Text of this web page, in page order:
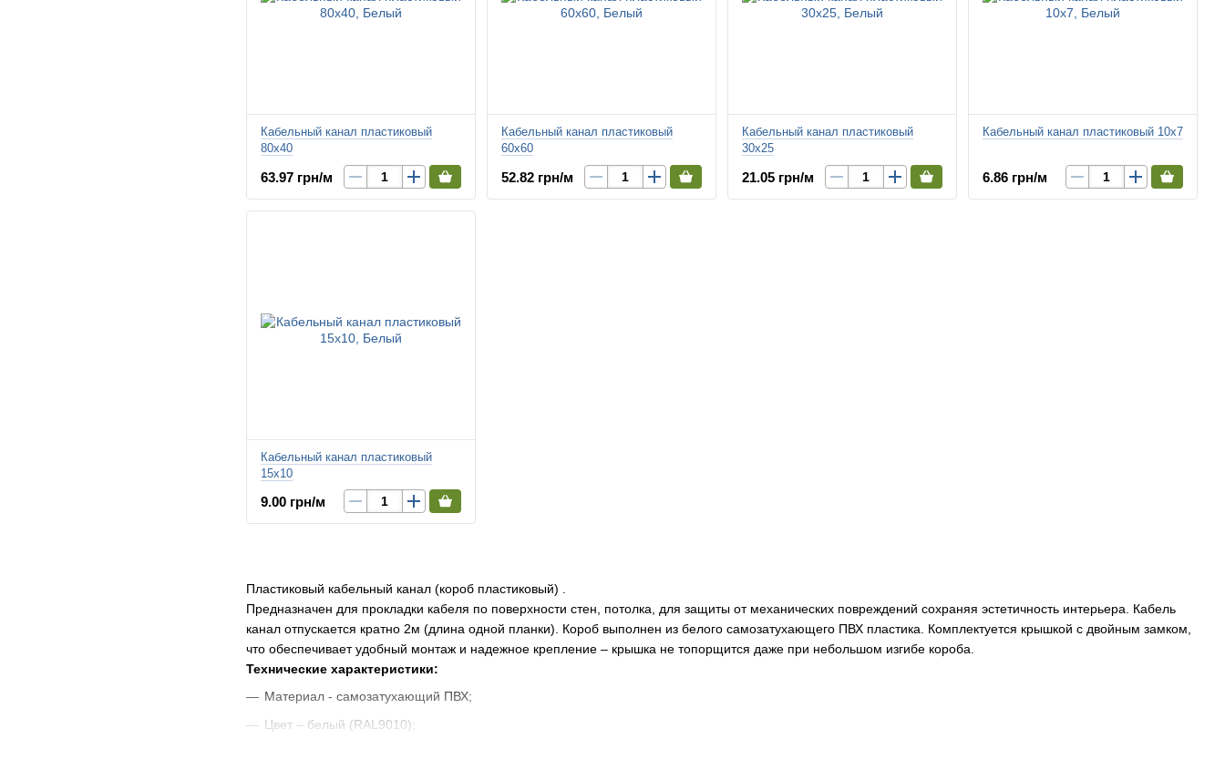
Пластиковый кабельный канал (короб пластиковый) .
Предназначен для прокладки кабеля по поверхности стен, потолка, для защиты от механических повреждений сохраняя эстетичность интерьера. Кабель
канал отпускается кратно 2м (длина одной планки). Короб выполнен из белого самозатухающего ПВХ пластика. Комплектуется крышкой с двойным замком,
что обеспечивает удобный монтаж и надежное крепление – крышка не топорщится даже при небольшом изгибе короба.
Технические характеристики:
Материал - самозатухающий ПВХ;
Цвет – белый (RAL9010);
Кабельный канал пластиковый
80х40
63.97 грн/м
Кабельный канал пластиковый
60х60
52.82 грн/м
Кабельный канал пластиковый
30х25
21.05 грн/м
Кабельный канал пластиковый 10х7
6.86 грн/м
Кабельный канал пластиковый
15х10
9.00 грн/м